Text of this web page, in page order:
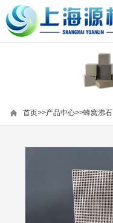
首页>>产品中心>>蜂窝沸石